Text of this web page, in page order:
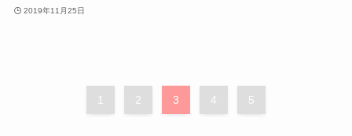
2019年11月25日
1 2 3 4 5